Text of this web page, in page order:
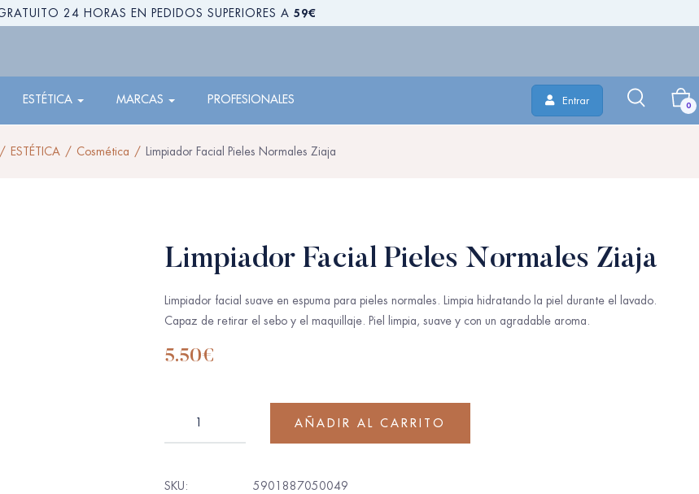
24 HORAS EN PEDIDOS SUPERIORES A 59€
ESTÉTICA MARCAS PROFESIONALES Entrar 0
ESTÉTICA Cosmética Limpiador Facial Pieles Normales Ziaja
Limpiador Facial Pieles Normales Ziaja
Limpiador facial suave en espuma para pieles normales. Limpia hidratando la piel durante el lavado.
Capaz de retirar el sebo y el maquillaje. Piel limpia, suave y con un agradable aroma.
5.50€
AÑADIR AL CARRITO
SKU:
5901887050049